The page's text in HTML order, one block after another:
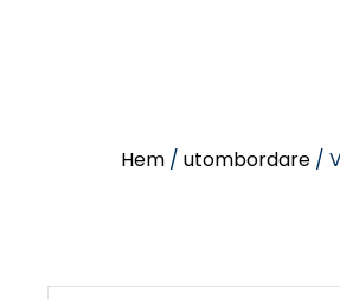
Hem / utombordare /